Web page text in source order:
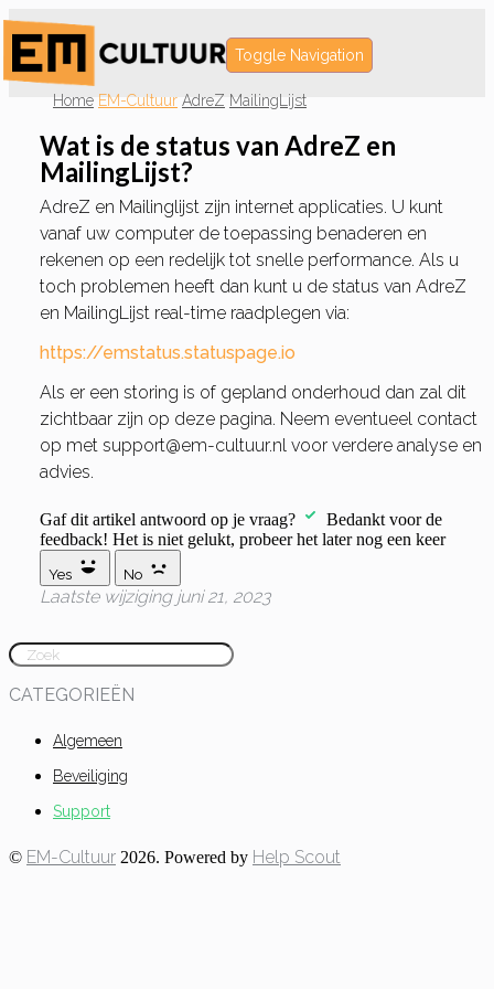
Toggle Navigation
Home EM-Cultuur AdreZ MailingLijst
Wat is de status van AdreZ en
MailingLijst?
AdreZ en Mailinglijst zijn internet applicaties. U kunt
vanaf uw computer de toepassing benaderen en
rekenen op een redelijk tot snelle performance. Als u
toch problemen heeft dan kunt u de status van AdreZ
en MailingLijst real-time raadplegen via:
https://emstatus.statuspage.io
Als er een storing is of gepland onderhoud dan zal dit
zichtbaar zijn op deze pagina. Neem eventueel contact
op met support@em-cultuur.nl voor verdere analyse en
advies.
Gaf dit artikel antwoord op je vraag?
Bedankt voor de
feedback! Het is niet gelukt, probeer het later nog een keer
Yes No
Laatste wijziging juni 21, 2023
CATEGORIEËN
Algemeen
Beveiliging
Support
© EM-Cultuur 2026. Powered by Help Scout